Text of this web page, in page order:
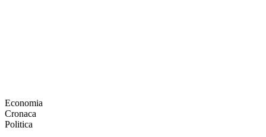
Economia
Cronaca
Politica